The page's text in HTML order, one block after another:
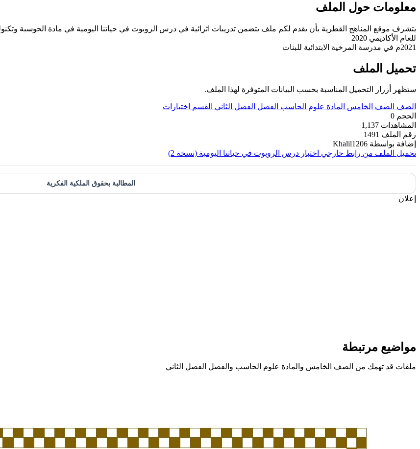
معلومات حول الملف
يتشرف موقع المناهج القطرية بأن يقدم لكم ملف يتضمن تدريبات اثرائية في درس الروبوت في حياتنا اليومية في مادة الحوسبة
للعام الأكاديمي 2020
2021م في مدرسة المرخية الابتدائية للبنات
تحميل الملف
ستظهر أزرار التحميل المناسبة بحسب البيانات المتوفرة لهذا الملف.
الصف الصف الخامس المادة علوم الحاسب الفصل الفصل الثاني القسم اختبارات
الحجم 0
المشاهدات 1,137
رقم الملف 1491
إضافة بواسطة Khalil1206
تحميل الملف من رابط خارجي اختبار درس الروبوت في حياتنا اليومية (نسخة 2)
المطالبة بحقوق الملكية الفكرية
إعلان
مواضيع مرتبطة
ملفات قد تهمك من الصف الخامس والمادة علوم الحاسب والفصل الفصل الثاني